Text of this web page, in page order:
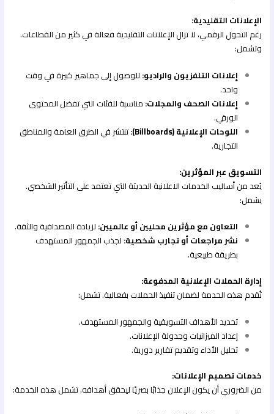
الإعلانات التقليدية:
رغم التحول الرقمي، لا تزال الإعلانات التقليدية فعالة في كثير من القطاعات.
وتشمل:
إعلانات التلفزيون والراديو: للوصول إلى جماهير كبيرة في وقت
واحد.
إعلانات الصحف والمجلات: مناسبة للفئات التي تفضل المحتوى
الورقي.
اللوحات الإعلانية (Billboards):
تنتشر في الطرق العامة والمناطق
التجارية.
التسويق عبر المؤثرين:
يُعد من أساليب الخدمات الاعلانية الحديثة التي تعتمد على التأثير الشخصي.
يشمل:
التعاون مع مؤثرين محليين أو عالميين: لزيادة المصداقية والثقة.
نشر مراجعات أو تجارب شخصية: لجذب الجمهور المستهدف
بطريقة طبيعية.
إدارة الحملات الإعلانية المدفوعة:
تُقدم هذه الخدمة لضمان تنفيذ الحملات بفعالية. تشمل:
تحديد الأهداف التسويقية والجمهور المستهدف.
إعداد الميزانيات وجدولة الإعلانات.
تحليل الأداء وتقديم تقارير دورية.
خدمات تصميم الإعلانات:
من الضروري أن يكون الإعلان جذابًا بصريًا ليحقق أهدافه. تشمل هذه الخدمة: